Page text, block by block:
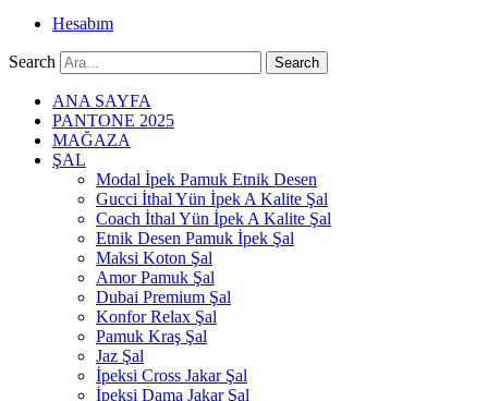
Hesabım
Search Search
ANA SAYFA
PANTONE 2025
MAĞAZA
ŞAL
Modal İpek Pamuk Etnik Desen
Gucci İthal Yün İpek A Kalite Şal
Coach İthal Yün İpek A Kalite Şal
Etnik Desen Pamuk İpek Şal
Maksi Koton Şal
Amor Pamuk Şal
Dubai Premium Şal
Konfor Relax Şal
Pamuk Kraş Şal
Jaz Şal
İpeksi Cross Jakar Şal
İpeksi Dama Jakar Şal